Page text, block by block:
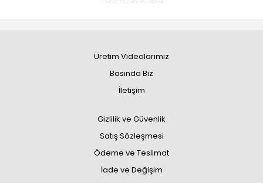
Üretim Videolarımız
Basında Biz
İletişim
Gizlilik ve Güvenlik
Satış Sözleşmesi
Ödeme ve Teslimat
İade ve Değişim